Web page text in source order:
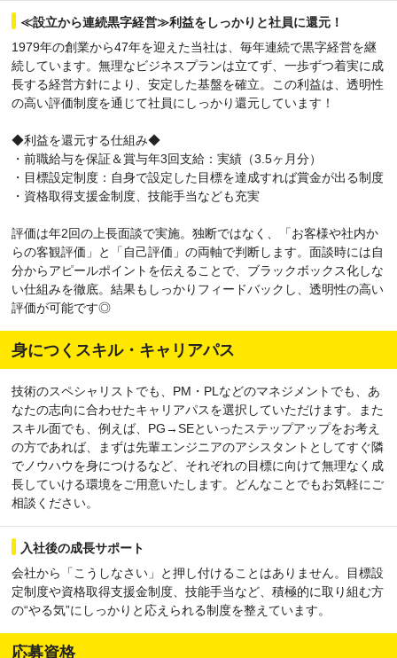
≪設立から連続黒字経営≫利益をしっかりと社員に還元！
1979年の創業から47年を迎えた当社は、毎年連続で黒字経営を継
続しています。無理なビジネスプランは立てず、一歩ずつ着実に成
長する経営方針により、安定した基盤を確立。この利益は、透明性
の高い評価制度を通じて社員にしっかり還元しています！
◆利益を還元する仕組み◆
・前職給与を保証＆賞与年3回支給：実績（3.5ヶ月分）
・目標設定制度：自身で設定した目標を達成すれば賞金が出る制度
・資格取得支援金制度、技能手当なども充実
評価は年2回の上長面談で実施。独断ではなく、「お客様や社内か
らの客観評価」と「自己評価」の両軸で判断します。面談時には自
分からアピールポイントを伝えることで、ブラックボックス化しな
い仕組みを徹底。結果もしっかりフィードバックし、透明性の高い
評価が可能です◎
身につくスキル・キャリアパス
技術のスペシャリストでも、PM・PLなどのマネジメントでも、あ
なたの志向に合わせたキャリアパスを選択していただけます。また
スキル面でも、例えば、PG→SEといったステップアップをお考え
の方であれば、まずは先輩エンジニアのアシスタントとしてすぐ隣
でノウハウを身につけるなど、それぞれの目標に向けて無理なく成
長していける環境をご用意いたします。どんなことでもお気軽にご
相談ください。
入社後の成長サポート
会社から「こうしなさい」と押し付けることはありません。目標設
定制度や資格取得支援金制度、技能手当など、積極的に取り組む方
の“やる気”にしっかりと応えられる制度を整えています。
応募資格